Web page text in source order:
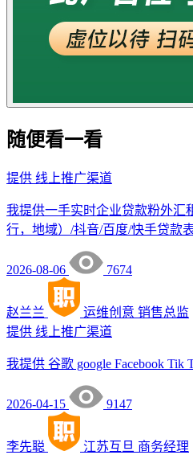
随便看一看
提供 线上推广渠道
我提供一手实时企业贷款粉外汇
行，地域）/抖音/百度/快手贷款
2026-08-06 7674
赵兰兰 运维创意 销售总监
提供 线上推广渠道
我提供 谷歌 google Facebook Tik
2026-04-15 9147
李先聪 江苏互旦 商务经理